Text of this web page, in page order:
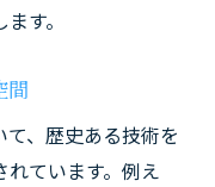
す。
間
、歴史ある技術を
ています。例え